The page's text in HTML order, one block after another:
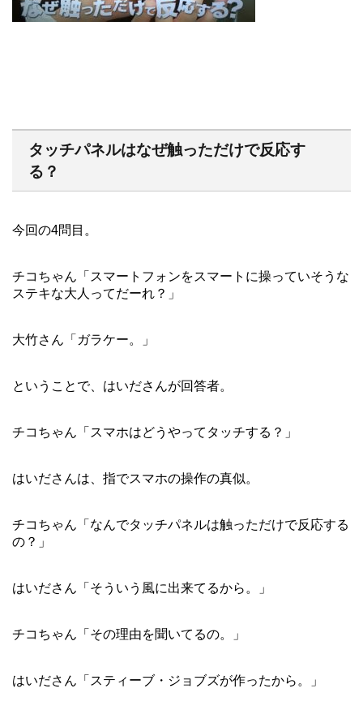
タッチパネルはなぜ触っただけで反応す
る？
今回の4問目。
チコちゃん「スマートフォンをスマートに操っていそうな
ステキな大人ってだーれ？」
大竹さん「ガラケー。」
ということで、はいださんが回答者。
チコちゃん「スマホはどうやってタッチする？」
はいださんは、指でスマホの操作の真似。
チコちゃん「なんでタッチパネルは触っただけで反応する
の？」
はいださん「そういう風に出来てるから。」
チコちゃん「その理由を聞いてるの。」
はいださん「スティーブ・ジョブズが作ったから。」